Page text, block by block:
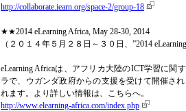
http://collaborate.iearn.org/space-2/group-18
★★2014 eLearning Africa, May 28-30, 2014
（２０１４年５月２８日～３０日、”2014 eLearning
eLearning Africaは、アフリカ大陸のICT学習に関
ラで、ウガンダ政府からの支援を受けて開催さ
れます。より詳しい情報は、こちらへ。
http://www.elearning-africa.com/index.php